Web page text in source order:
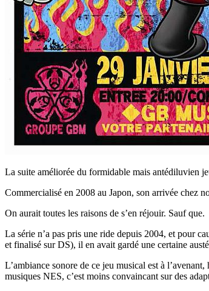
La suite améliorée du formidable mais antédiluvien
Commercialisé en 2008 au Japon, son arrivée chez
On aurait toutes les raisons de s’en réjouir. Sauf que.
La série n’a pas pris une ride depuis 2004, et pour
et finalisé sur DS), il en avait gardé une certaine
L’ambiance sonore de ce jeu musical est à
musiques NES, c’est moins convaincant sur des